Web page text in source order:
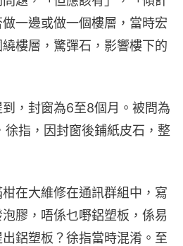
一邊或做一個樓層，當時宏
樓層，驚彈石，影響樓下的
，封窗為6至8個月。被問為
指，因封窗後鋪紙皮石，整
在大維修在通訊群組中，寫
膠，唔係乜嘢鋁塑板，係易
鋁塑板？徐指當時混淆。至